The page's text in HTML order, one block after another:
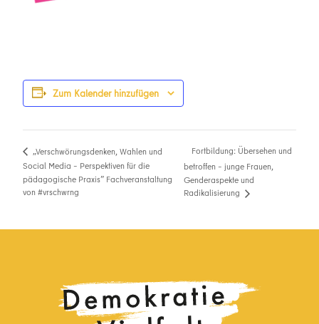
Zum Kalender hinzufügen
„Verschwörungsdenken, Wahlen und
Social Media – Perspektiven für die
pädagogische Praxis” Fachveranstaltung
von #vrschwrng
Fortbildung: Übersehen und
betroffen – junge Frauen,
Genderaspekte und
Radikalisierung